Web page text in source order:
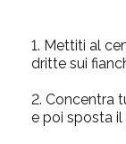
1. Mettiti al
dritte sui
2. Concentra
e poi sposta il